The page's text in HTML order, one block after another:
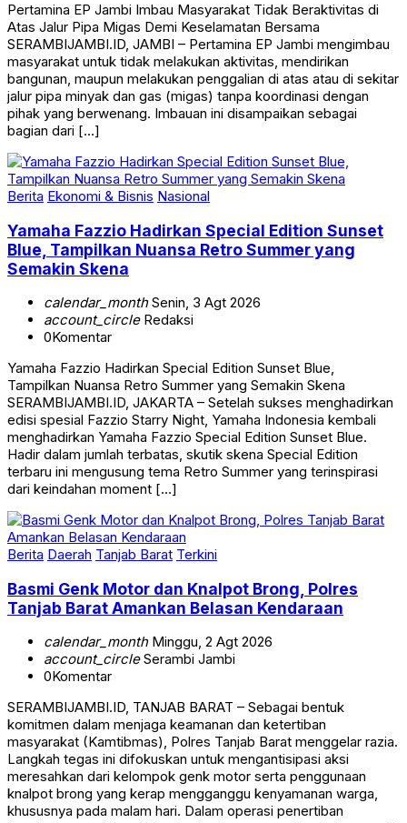
Pertamina EP Jambi Imbau Masyarakat Tidak Beraktivitas di
Atas Jalur Pipa Migas Demi Keselamatan Bersama
SERAMBIJAMBI.ID, JAMBI – Pertamina EP Jambi mengimbau
masyarakat untuk tidak melakukan aktivitas, mendirikan
bangunan, maupun melakukan penggalian di atas atau di sekitar
jalur pipa minyak dan gas (migas) tanpa koordinasi dengan
pihak yang berwenang. Imbauan ini disampaikan sebagai
bagian dari […]
Berita Ekonomi & Bisnis Nasional
Yamaha Fazzio Hadirkan Special Edition Sunset
Blue, Tampilkan Nuansa Retro Summer yang
Semakin Skena
calendar_monthSenin, 3 Agt 2026
account_circleRedaksi
0Komentar
Yamaha Fazzio Hadirkan Special Edition Sunset Blue,
Tampilkan Nuansa Retro Summer yang Semakin Skena
SERAMBIJAMBI.ID, JAKARTA – Setelah sukses menghadirkan
edisi spesial Fazzio Starry Night, Yamaha Indonesia kembali
menghadirkan Yamaha Fazzio Special Edition Sunset Blue.
Hadir dalam jumlah terbatas, skutik skena Special Edition
terbaru ini mengusung tema Retro Summer yang terinspirasi
dari keindahan moment […]
Berita Daerah Tanjab Barat Terkini
Basmi Genk Motor dan Knalpot Brong, Polres
Tanjab Barat Amankan Belasan Kendaraan
calendar_monthMinggu, 2 Agt 2026
account_circleSerambi Jambi
0Komentar
SERAMBIJAMBI.ID, TANJAB BARAT – Sebagai bentuk
komitmen dalam menjaga keamanan dan ketertiban
masyarakat (Kamtibmas), Polres Tanjab Barat menggelar razia.
Langkah tegas ini difokuskan untuk mengantisipasi aksi
meresahkan dari kelompok genk motor serta penggunaan
knalpot brong yang kerap mengganggu kenyamanan warga,
khususnya pada malam hari. Dalam operasi penertiban